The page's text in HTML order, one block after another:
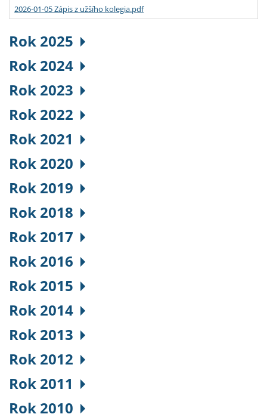
2026-01-05 Zápis z užšího kolegia.pdf
Rok 2025
Rok 2024
Rok 2023
Rok 2022
Rok 2021
Rok 2020
Rok 2019
Rok 2018
Rok 2017
Rok 2016
Rok 2015
Rok 2014
Rok 2013
Rok 2012
Rok 2011
Rok 2010